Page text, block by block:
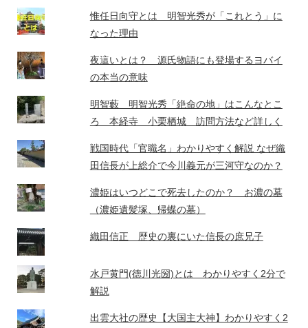
惟任日向守とは 明智光秀が「これとう」に
なった理由
夜這いとは？ 源氏物語にも登場するヨバイ
の本当の意味
明智藪 明智光秀「絶命の地」はこんなとこ
ろ 本経寺 小栗栖城 訪問方法など詳しく
戦国時代「官職名」わかりやすく解説 なぜ織
田信長が上総介で今川義元が三河守なのか？
濃姫はいつどこで死去したのか？ お濃の墓
（濃姫遺髪塚、帰蝶の墓）
織田信正 歴史の裏にいた信長の庶兄子
水戸黄門(徳川光圀)とは わかりやすく2分で
解説
出雲大社の歴史【大国主大神】わかりやすく2